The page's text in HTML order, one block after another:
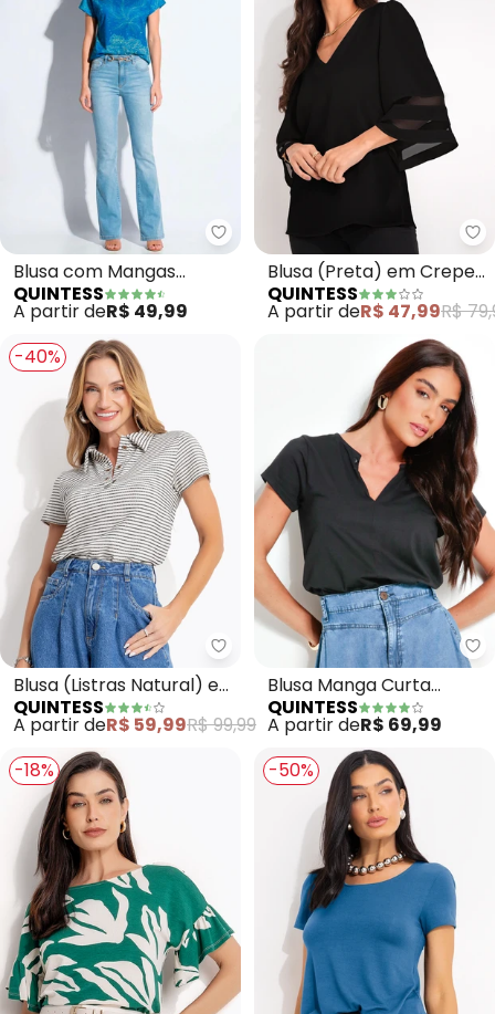
Quintess - Blusa com Mangas
Blusa com Mangas
Curtas (Oceano Azul)
QUINTESS
A partir deR$ 49,99
Blusa (Preta) em Crepe
Plano
QUINTESS
A partir deR$ 47,99R$
-40%
Quintess - Blusa (Listras
Blusa (Listras Natural) em
Malha
QUINTESS
A partir deR$ 59,99R$ 99,99
Blusa Manga Curta
(Preta)
QUINTESS
A partir deR$ 69,99
-18%
-50%